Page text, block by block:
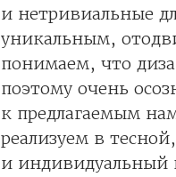
и нетривиальные
уникальным,
понимаем, что
поэтому очень
к предлагаемым
реализуем в
и индивидуальный